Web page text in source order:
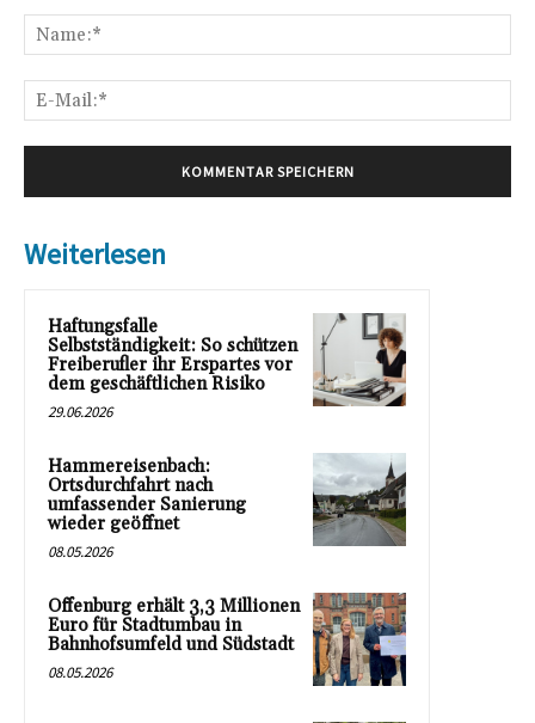
Weiterlesen
Haftungsfalle
Selbstständigkeit: So schützen
Freiberufler ihr Erspartes vor
dem geschäftlichen Risiko
29.06.2026
Hammereisenbach:
Ortsdurchfahrt nach
umfassender Sanierung
wieder geöffnet
08.05.2026
Offenburg erhält 3,3 Millionen
Euro für Stadtumbau in
Bahnhofsumfeld und Südstadt
08.05.2026